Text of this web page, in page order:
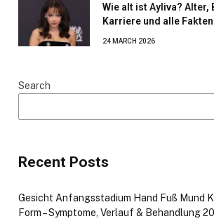
Wie alt ist Ayliva? Alter,
Karriere und alle
24 MARCH 2026
Search
Recent Posts
Gesicht Anfangsstadium Hand Fuß Mund
Form – Symptome, Verlauf & Behandlung